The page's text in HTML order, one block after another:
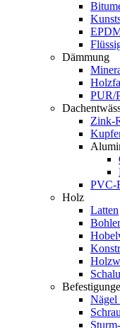
Dämmung
PUR/
Zink-
PVC-
Holz
Latten
Nägel